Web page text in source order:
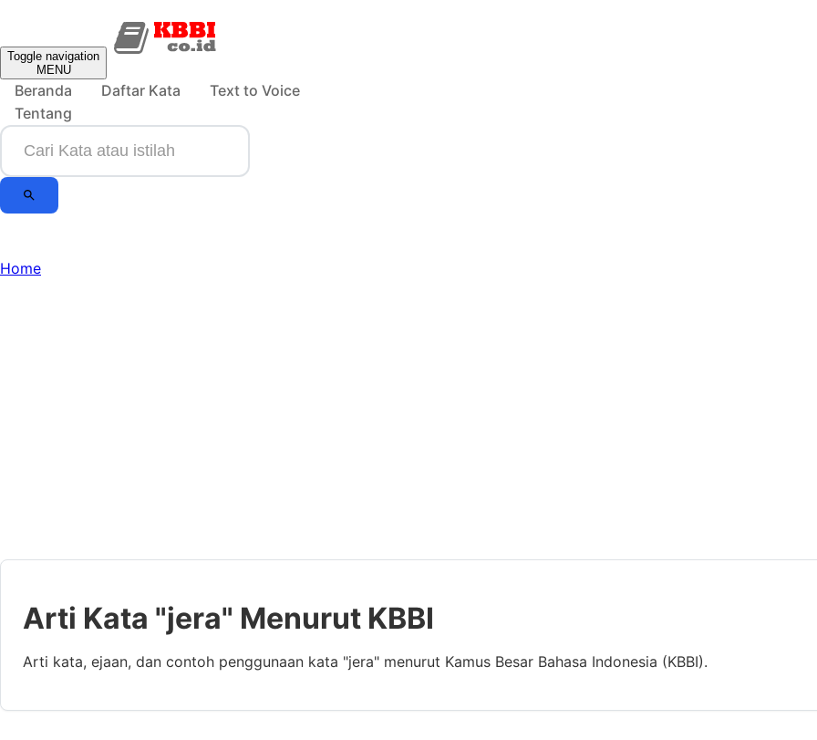
Toggle navigation
MENU
Beranda Daftar Kata
Text to Voice
Tentang
Home
Arti Kata "jera" Menurut KBBI
Arti kata, ejaan, dan contoh penggunaan kata "jera" menurut Kamus Besar Bahasa Indonesia (KBBI).